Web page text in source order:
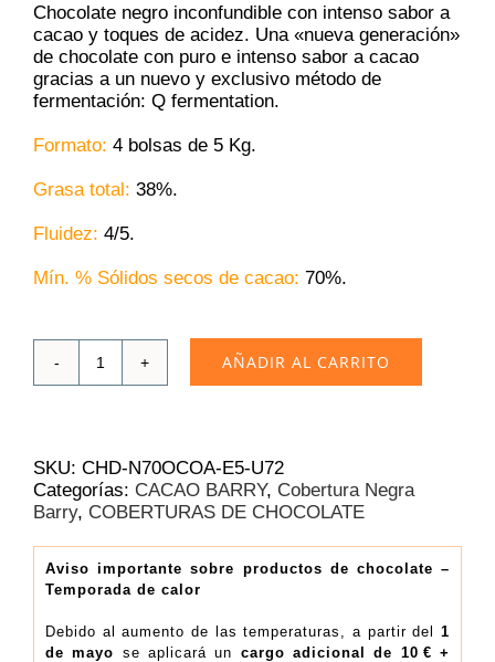
Chocolate negro inconfundible con intenso sabor a
cacao y toques de acidez. Una «nueva generación»
de chocolate con puro e intenso sabor a cacao
gracias a un nuevo y exclusivo método de
fermentación: Q fermentation.
Formato: 4 bolsas de 5 Kg.
Grasa total: 38%.
Fluidez: 4/5.
Mín. % Sólidos secos de cacao: 70%.
Cobertura
Negra
Ocoa
70%
|
Caja
4x5
kg
(18.91€/Kg)
AÑADIR AL CARRITO
SKU: CHD-N70OCOA-E5-U72
Categorías: CACAO BARRY, Cobertura Negra
Barry, COBERTURAS DE CHOCOLATE
Aviso importante sobre productos de chocolate –
Temporada de calor
Debido al aumento de las temperaturas, a partir del 1
de mayo se aplicará un cargo adicional de 10 € +